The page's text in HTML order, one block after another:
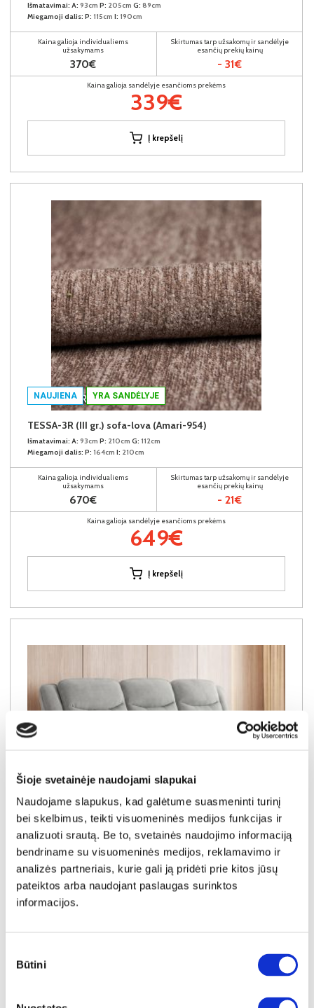
Šioje svetainėje naudojami slapukai
Naudojame slapukus, kad galėtume suasmeninti turinį
bei skelbimus, teikti visuomeninės medijos funkcijas ir
analizuoti srautą. Be to, svetainės naudojimo informaciją
bendriname su visuomeninės medijos, reklamavimo ir
analizės partneriais, kurie gali ją pridėti prie kitos jūsų
pateiktos arba naudojant paslaugas surinktos
informacijos.
pasirinkimas
Būtini
Išmatavimai: A: 93cm P: 205cm G: 89cm
Miegamoji dalis: P: 115cm I: 190cm
Kaina galioja individualiems
užsakymams
370€
Skirtumas tarp užsakomų ir sandėlyje
esančių prekių kainų
- 31€
Kaina galioja sandėlyje esančioms prekėms
339€
Į krepšelį
NAUJIENA YRA SANDĖLYJE
TESSA-3R (III gr.) sofa-lova (Amari-954)
Išmatavimai: A: 93cm P: 210cm G: 112cm
Miegamoji dalis: P: 164cm I: 210cm
Kaina galioja individualiems
užsakymams
670€
Skirtumas tarp užsakomų ir sandėlyje
esančių prekių kainų
- 21€
Kaina galioja sandėlyje esančioms prekėms
649€
Į krepšelį
NAUJIENA YRA SANDĖLYJE
Išmatavimai: 210cm 90cm